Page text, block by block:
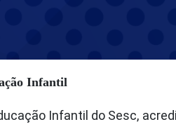
Infantil
Infantil do Sesc,